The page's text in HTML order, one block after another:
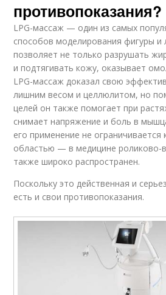
противопоказания?
LPG-массаж — один из самых
способов моделирования фигуры и
позволяет не только разрушать
и подтягивать кожу, оказывает
LPG-массаж доказал свою
лишним весом и целлюлитом, но
целей он также помогает при
снимает напряжение и боль в
его применение не ограничивается
областью — в медицине роликово-
также широко распространен.
Поскольку это действенная и
есть и свои противопоказания.